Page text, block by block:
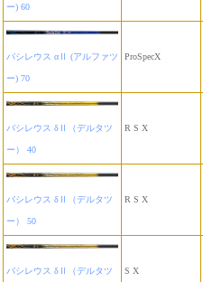
ー) 60
バシレウス αⅡ (アルファツ
ー) 70
ProSpecX
バシレウス δⅡ（デルタツ
ー） 40
R S X
バシレウス δⅡ（デルタツ
ー） 50
R S X
バシレウス δⅡ（デルタツ S X